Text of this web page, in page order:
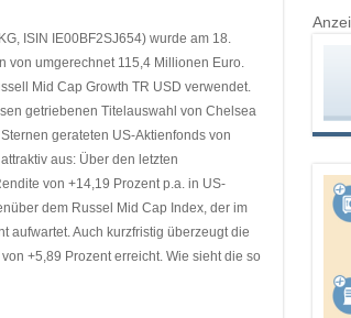
ISIN IE00BF2SJ654) wurde am 18.
von umgerechnet 115,4 Millionen Euro.
Mid Cap Growth TR USD verwendet.
getriebenen Titelauswahl von Chelsea
gerateten US-Aktienfonds von
aus: Über den letzten
von +14,19 Prozent p.a. in US-
dem Russel Mid Cap Index, der im
aufwartet. Auch kurzfristig überzeugt die
+5,89 Prozent erreicht. Wie sieht die so